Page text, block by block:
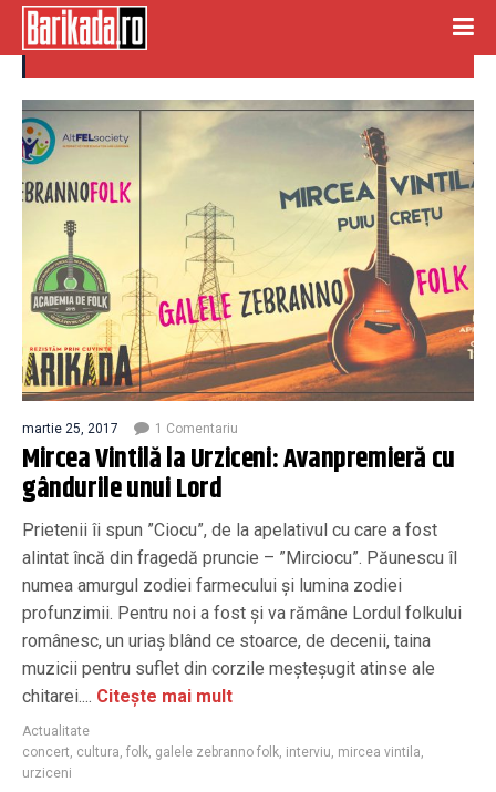
galele zebranno folk
martie 25, 2017 1 Comentariu
Mircea Vintilă la Urziceni: Avanpremieră cu
gândurile unui Lord
Prietenii îi spun ”Ciocu”, de la apelativul cu care a fost
alintat încă din fragedă pruncie – ”Mirciocu”. Păunescu îl
numea amurgul zodiei farmecului și lumina zodiei
profunzimii. Pentru noi a fost și va rămâne Lordul folkului
românesc, un uriaș blând ce stoarce, de decenii, taina
muzicii pentru suflet din corzile meșteșugit atinse ale
chitarei.... Citește mai mult
Actualitate
concert, cultura, folk, galele zebranno folk, interviu, mircea vintila,
urziceni